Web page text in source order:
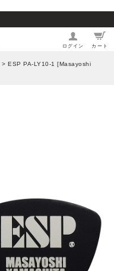
ログイン カート
> ESP PA-LY10-1 [Masayoshi